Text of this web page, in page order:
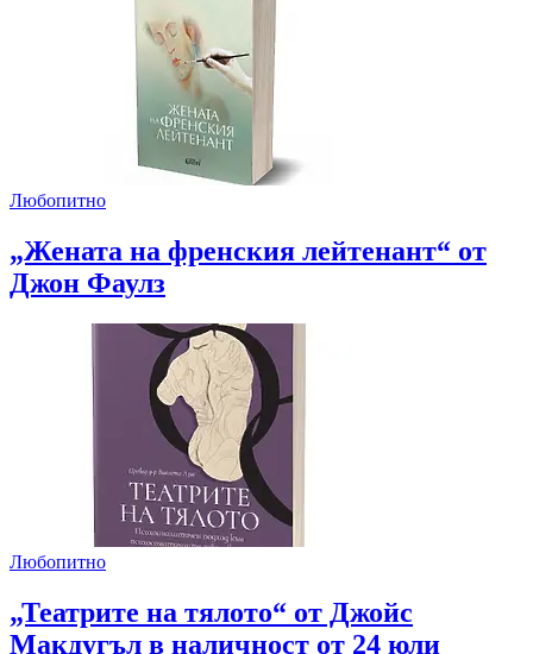
Любопитно
„Жената на френския лейтенант“ от
Джон Фаулз
Любопитно
„Театрите на тялото“ от Джойс
Макдугъл в наличност от 24 юли